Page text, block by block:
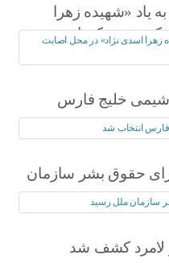
یاد «شهیده زهرا
ترکش موشک‌های
خلیج فارس
حقوق بشر سازمان